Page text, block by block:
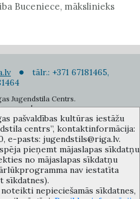
Buceniece, mākslinieks
tālr.: +371 67181465,
Jugendstila Centrs.
reserved.
jaunumiem
muzejs “Rīgas Jūgendstila
pašvaldības kultūras iestāžu
centrs”, kontaktinformācija:
e-pasts: jugendstils@riga.lv.
pieņemt mājaslapas sīkdatņu
no mājaslapas sīkdatņu
nav iestatīta
sīkdatnes).
nepieciešamās sīkdatnes,